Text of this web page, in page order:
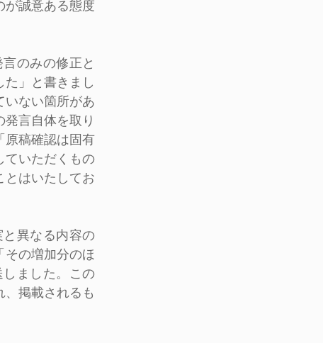
が誠意ある態度
のみの修正と
」と書きまし
いない箇所があ
言自体を取り
原稿確認は固有
ていただくもの
とはいたしてお
異なる内容の
その増加分のほ
ました。この
掲載されるも